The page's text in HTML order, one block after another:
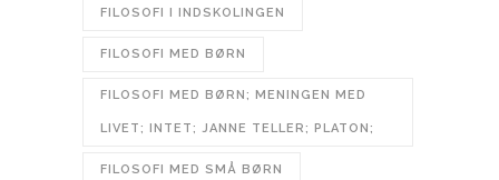
FILOSOFI I INDSKOLINGEN
FILOSOFI MED BØRN
FILOSOFI MED BØRN; MENINGEN MED
LIVET; INTET; JANNE TELLER; PLATON;
FILOSOFI MED SMÅ BØRN